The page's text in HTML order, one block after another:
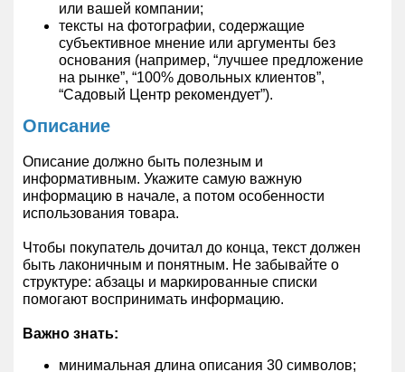
или вашей компании;
тексты на фотографии, содержащие
субъективное мнение или аргументы без
основания (например, “лучшее предложение
на рынке”, “100% довольных клиентов”,
“Садовый Центр рекомендует”).
Описание
Описание должно быть полезным и
информативным. Укажите самую важную
информацию в начале, а потом особенности
использования товара.
Чтобы покупатель дочитал до конца, текст должен
быть лаконичным и понятным. Не забывайте о
структуре: абзацы и маркированные списки
помогают воспринимать информацию.
Важно знать:
минимальная длина описания 30 символов;